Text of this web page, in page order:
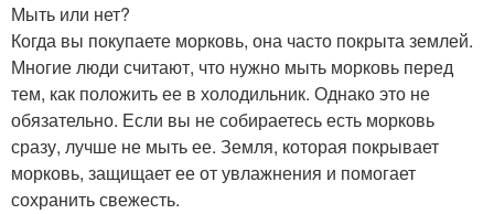
Мыть или нет?
Когда вы покупаете морковь, она часто покрыта землей.
Многие люди считают, что нужно мыть морковь перед
тем, как положить ее в холодильник. Однако это не
обязательно. Если вы не собираетесь есть морковь
сразу, лучше не мыть ее. Земля, которая покрывает
морковь, защищает ее от увлажнения и помогает
сохранить свежесть.